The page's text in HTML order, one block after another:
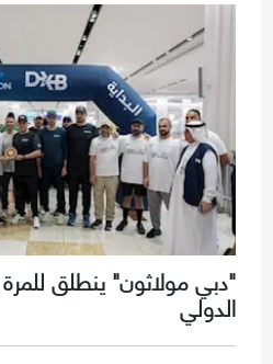
"دبي مولاثون" ينطلق
الدولي